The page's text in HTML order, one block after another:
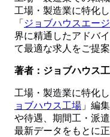
工場・製造業に特化
「 ジョブハウスエー
界に精通したアドバ
て最適な求人をご提案
著者：ジョブハウス
工場・製造業に特化
ョブハウス工場 」編
や待遇、期間工・派
最新データをもとに